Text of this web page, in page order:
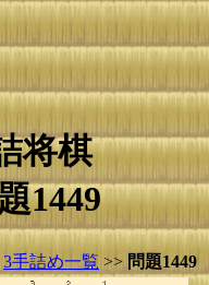
将棋
1449
3手詰め一覧 >> 問題1449